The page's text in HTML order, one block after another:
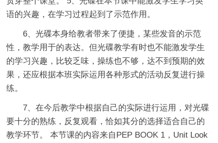
语的兴趣，在学习过程起到了示范作用。
6、光碟本身给教者带来了便捷，某些发音的示范
性，教学用于的表达。但光碟教学有时也不能激发学生
的学习兴趣，比较乏味，操练也不够，达不到预期的效
果，还应根据本班实际运用各种形式的活动反复进行操
练。
7、在今后教学中根据自己的实际进行运用，对光碟
要十分的熟练，反复观看，恰如其分的选择适合自己的
教学环节。 本节课的内容来自PEP BOOK 1，Unit Look